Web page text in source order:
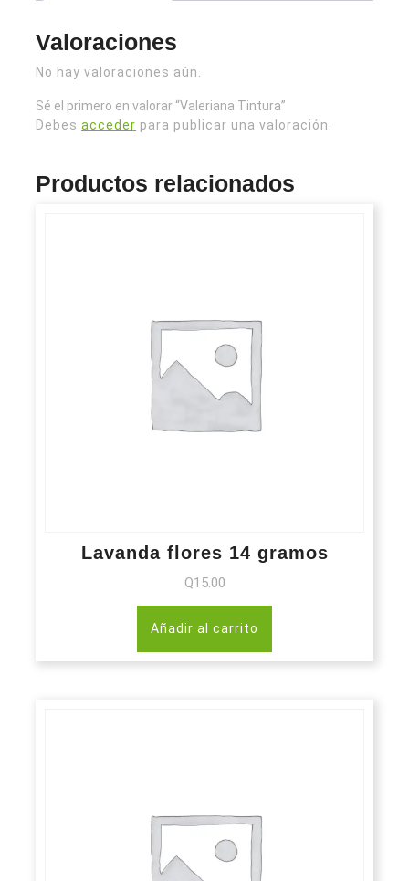
Valoraciones
No hay valoraciones aún.
Sé el primero en valorar “Valeriana Tintura”
Debes acceder para publicar una valoración.
Productos relacionados
Lavanda flores 14 gramos
Q15.00
Añadir al carrito